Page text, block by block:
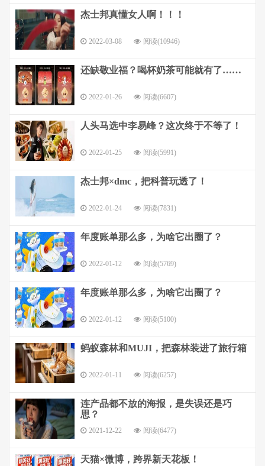
杰士邦真懂女人啊！！！
2022-03-08 阅读(10946)
还缺敬业福？喝杯奶茶可能就有了……
2022-01-26 阅读(6607)
人头马选中李易峰？这次终于不等了！
2022-01-25 阅读(5991)
杰士邦×dmc，把科普玩透了！
2022-01-24 阅读(7831)
年度账单那么多，为啥它出圈了？
2022-01-12 阅读(5769)
年度账单那么多，为啥它出圈了？
2022-01-12 阅读(5100)
蚂蚁森林和MUJI，把森林装进了旅行箱
2022-01-11 阅读(6257)
连产品都不放的海报，是失误还是巧
思？
2021-12-22 阅读(6477)
天猫×微博，跨界新天花板！